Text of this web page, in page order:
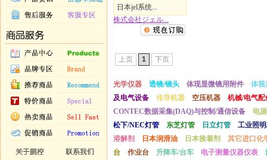
日本jel系统...
株式会社ジェル...
上页 1 下页
光学仪器 透镜/镜头 体现显微镜用附件
体视
及电气设备
传导机器 空压机器
机械/电气配
CONTEC数据采集(DAQ)与控制/通信设备
电
松下/NEC灯管
东芝灯管 日立灯管
工业照
溶解剂
日本润滑油 日本接着剂
其它进口化
台
作业台 升降车/台车 电子测量仪器仪表